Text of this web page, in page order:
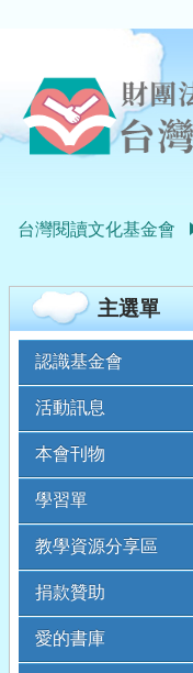
台灣閱讀文化基金會
主選單
認識基金會
活動訊息
本會刊物
學習單
教學資源分享區
捐款贊助
愛的書庫